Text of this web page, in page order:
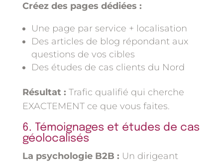
Créez des pages dédiées :
Une page par service + localisation
Des articles de blog répondant aux
questions de vos cibles
Des études de cas clients du Nord
Résultat : Trafic qualifié qui cherche
EXACTEMENT ce que vous faites.
6. Témoignages et études de cas
géolocalisés
La psychologie B2B : Un dirigeant